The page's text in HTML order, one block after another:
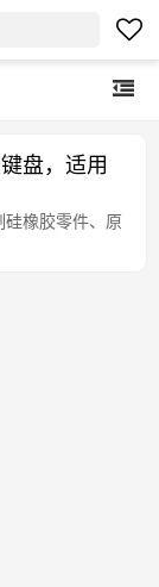
盘，适用
硅橡胶零件、原